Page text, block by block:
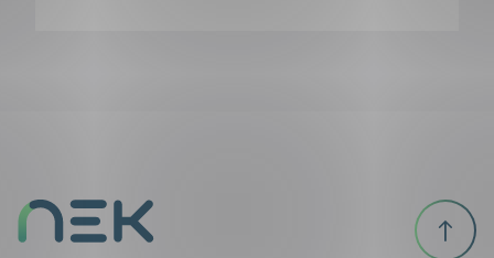
Til
toppen